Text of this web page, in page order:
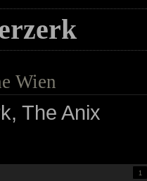
Wien
The Anix
1